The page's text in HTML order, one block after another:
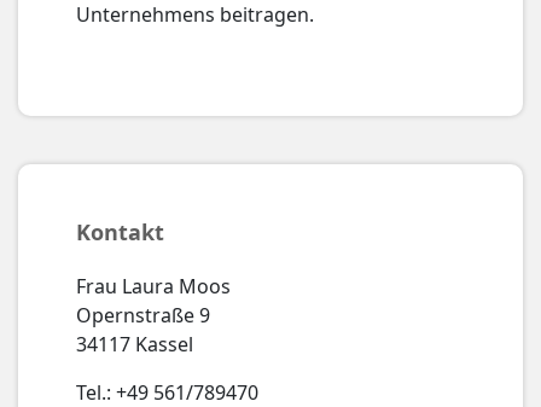
Unternehmens beitragen.
Kontakt
Frau Laura Moos
Opernstraße 9
34117 Kassel
Tel.: +49 561/789470